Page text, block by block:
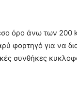
όρο άνω των 200
φορτηγό για να
συνθήκες